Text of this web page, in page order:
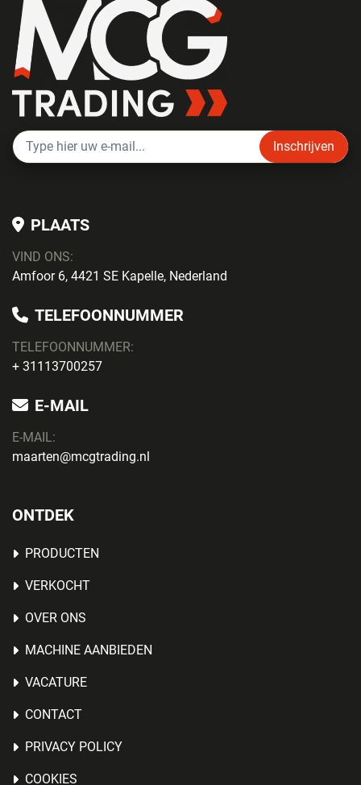
Inschrijven
PLAATS
VIND ONS:
Amfoor 6, 4421 SE Kapelle, Nederland
TELEFOONNUMMER
TELEFOONNUMMER:
+ 31113700257
E-MAIL
E-MAIL:
maarten@mcgtrading.nl
ONTDEK
PRODUCTEN
VERKOCHT
OVER ONS
MACHINE AANBIEDEN
VACATURE
CONTACT
PRIVACY POLICY
COOKIES